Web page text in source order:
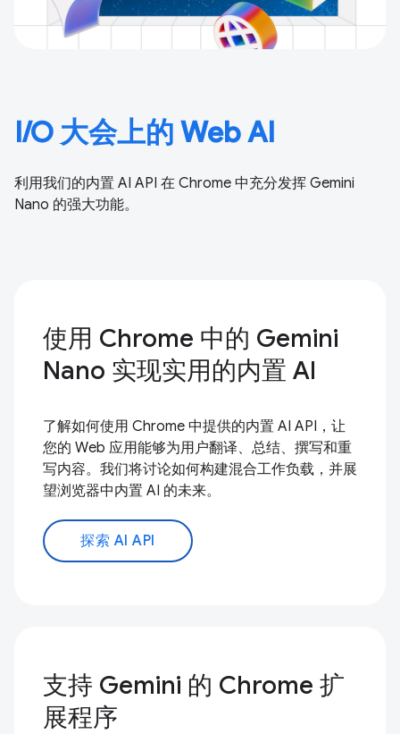
I/O 大会上的 Web AI
利用我们的内置 AI API 在 Chrome 中充分发挥 Gemini
Nano 的强大功能。
使用 Chrome 中的 Gemini
Nano 实现实用的内置 AI
了解如何使用 Chrome 中提供的内置 AI API，让
您的 Web 应用能够为用户翻译、总结、撰写和重
写内容。我们将讨论如何构建混合工作负载，并展
望浏览器中内置 AI 的未来。
探索 AI API
支持 Gemini 的 Chrome 扩
展程序